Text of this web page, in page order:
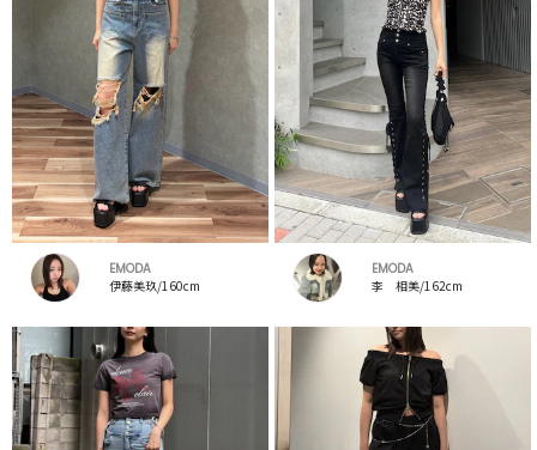
EMODA
伊藤美玖/160cm
EMODA
李 相美/162cm